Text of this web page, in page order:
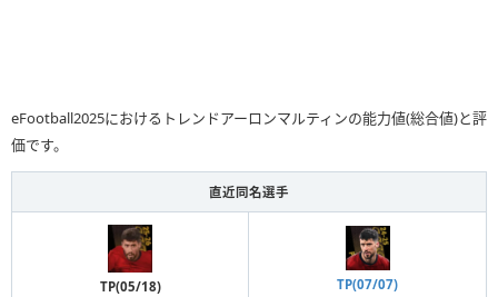
eFootball2025におけるトレンドアーロンマルティンの能力値(総合値)と評
価です。
直近同名選手
TP(05/18) TP(07/07)